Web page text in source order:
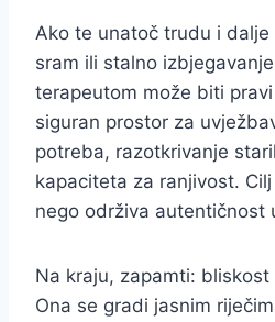
Ako te unatoč trudu i
sram ili stalno
terapeutom može biti
siguran prostor za
potreba, razotkrivanje
kapaciteta za ranjivost.
nego održiva autentičnost
Na kraju, zapamti:
Ona se gradi jasnim